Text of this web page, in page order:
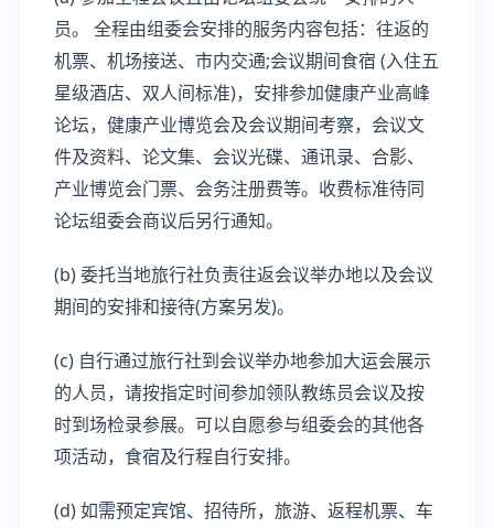
员。 全程由组委会安排的服务内容包括：往返的
机票、机场接送、市内交通;会议期间食宿 (入住五
星级酒店、双人间标准)，安排参加健康产业高峰
论坛，健康产业博览会及会议期间考察，会议文
件及资料、论文集、会议光碟、通讯录、合影、
产业博览会门票、会务注册费等。收费标准待同
论坛组委会商议后另行通知。
(b) 委托当地旅行社负责往返会议举办地以及会议
期间的安排和接待(方案另发)。
(c) 自行通过旅行社到会议举办地参加大运会展示
的人员，请按指定时间参加领队教练员会议及按
时到场检录参展。可以自愿参与组委会的其他各
项活动，食宿及行程自行安排。
(d) 如需预定宾馆、招待所，旅游、返程机票、车